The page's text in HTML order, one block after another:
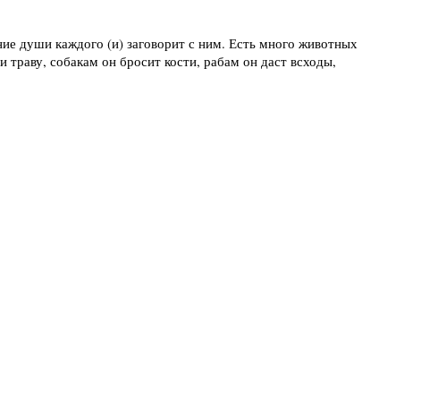
души каждого (и) заговорит с ним. Есть много животных
собакам он бросит кости, рабам он даст всходы,